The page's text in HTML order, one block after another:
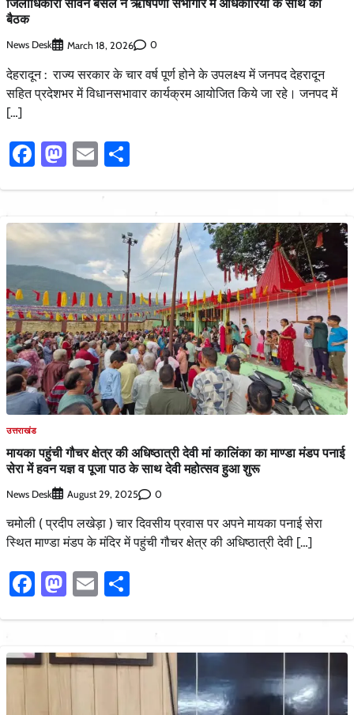
बैठक
News Desk March 18, 2026 0
देहरादून : राज्य सरकार के चार वर्ष पूर्ण होने के उपलक्ष्य में जनपद देहरादून
सहित प्रदेशभर में विधानसभावार कार्यक्रम आयोजित किये जा रहे। जनपद में
[…]
Facebook
Mastodon
Email
उत्तराखंड
मायका पहुंची गौचर क्षेत्र की अधिष्ठात्री देवी मां कालिंका का माण्डा मंडप पनाई
सेरा में हवन यज्ञ व पूजा पाठ के साथ देवी महोत्सव हुआ शुरू
News Desk August 29, 2025 0
चमोली ( प्रदीप लखेड़ा ) चार दिवसीय प्रवास पर अपने मायका पनाई सेरा
स्थित माण्डा मंडप के मंदिर में पहुंची गौचर क्षेत्र की अधिष्ठात्री देवी […]
Facebook
Mastodon
Email